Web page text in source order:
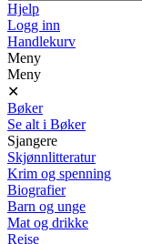
Hjelp
Logg inn
Handlekurv
Meny
Meny
✕
Bøker
Se alt i Bøker
Sjangere
Skjønnlitteratur
Krim og spenning
Biografier
Barn og unge
Mat og drikke
Reise